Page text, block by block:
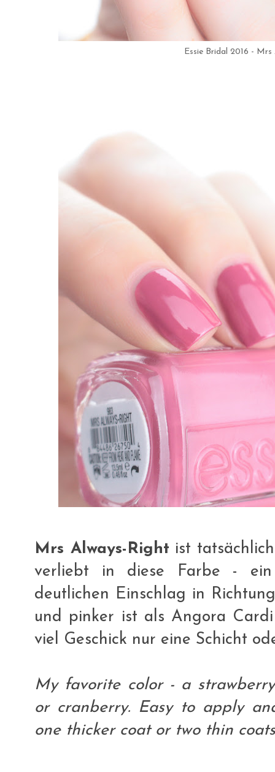
Essie Bridal 2016 -
Mrs Always-Right ist
verliebt in diese Farbe - ein
deutlichen Einschlag in
und pinker ist als Angora
viel Geschick nur eine Schicht
My favorite color - a
or cranberry. Easy to apply
one thicker coat or two thin